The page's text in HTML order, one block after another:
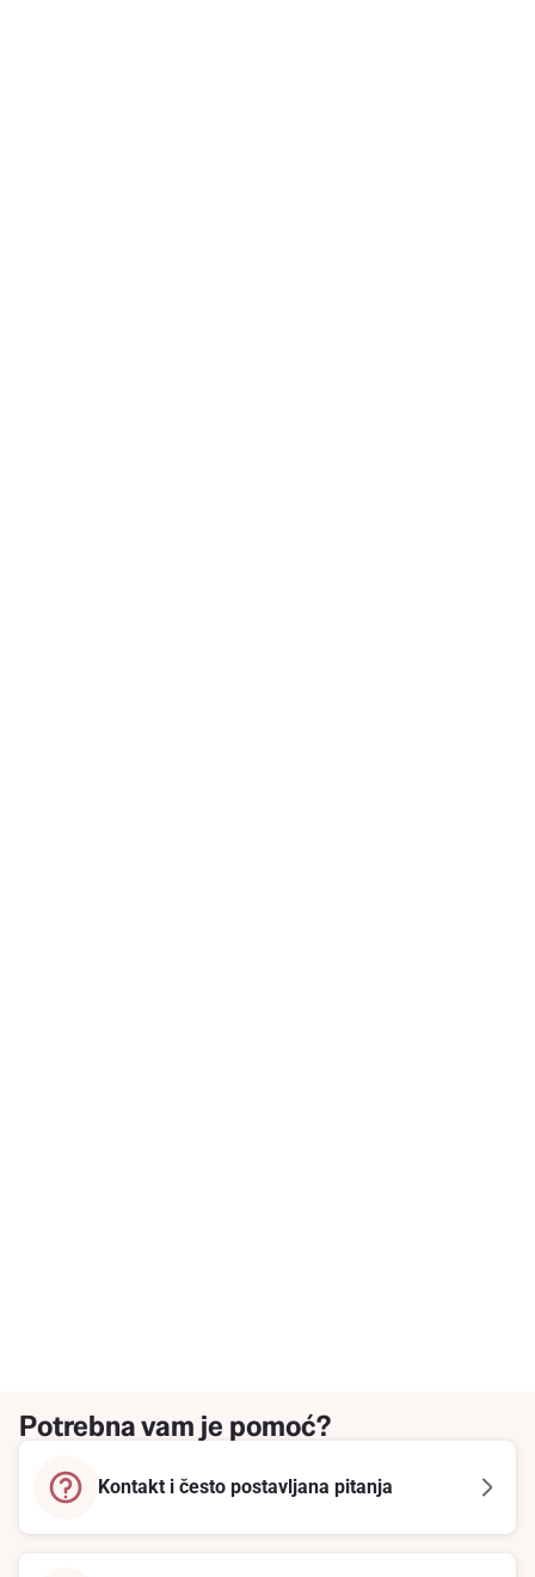
Potrebna vam je pomoć?
Kontakt i često postavljana pitanja